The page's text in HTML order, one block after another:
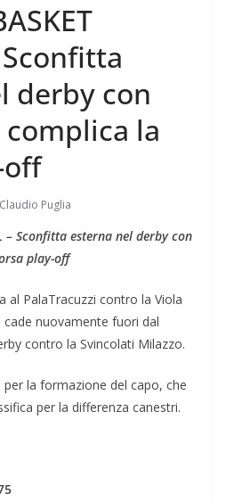
Sconfitta
derby con
complica la
Puglia
– Sconfitta esterna nel derby con
play-off
al PalaTracuzzi contro la Viola
nuovamente fuori dal
contro la Svincolati Milazzo.
la formazione del capo, che
per la differenza canestri.